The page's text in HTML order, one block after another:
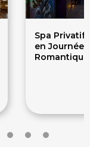
Spa Privatif
en Journée